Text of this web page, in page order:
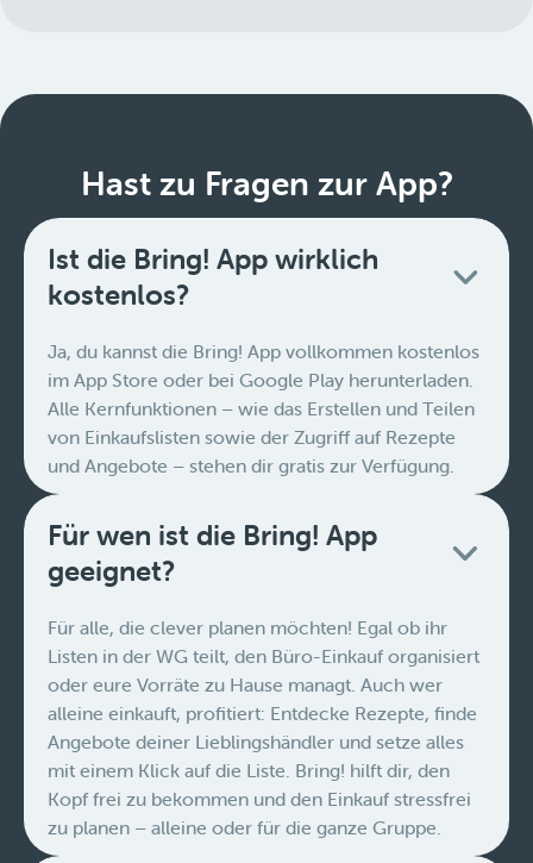
Hast zu Fragen zur App?
Ist die Bring! App wirklich
kostenlos?
Ja, du kannst die Bring! App vollkommen kostenlos
im App Store oder bei Google Play herunterladen.
Alle Kernfunktionen – wie das Erstellen und Teilen
von Einkaufslisten sowie der Zugriff auf Rezepte
und Angebote – stehen dir gratis zur Verfügung.
Für wen ist die Bring! App
geeignet?
Für alle, die clever planen möchten! Egal ob ihr
Listen in der WG teilt, den Büro-Einkauf organisiert
oder eure Vorräte zu Hause managt. Auch wer
alleine einkauft, profitiert: Entdecke Rezepte, finde
Angebote deiner Lieblingshändler und setze alles
mit einem Klick auf die Liste. Bring! hilft dir, den
Kopf frei zu bekommen und den Einkauf stressfrei
zu planen – alleine oder für die ganze Gruppe.